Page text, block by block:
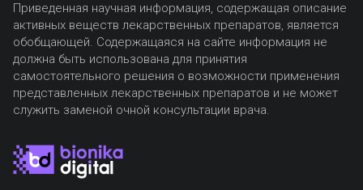
Приведенная научная информация, содержащая описание
активных веществ лекарственных препаратов, является
обобщающей. Содержащаяся на сайте информация не
должна быть использована для принятия
самостоятельного решения о возможности применения
представленных лекарственных препаратов и не может
служить заменой очной консультации врача.